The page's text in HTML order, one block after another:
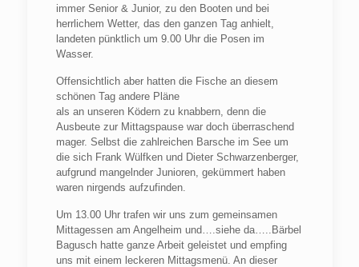
immer Senior & Junior, zu den Booten und bei
herrlichem Wetter, das den ganzen Tag anhielt,
landeten pünktlich um 9.00 Uhr die Posen im
Wasser.
Offensichtlich aber hatten die Fische an diesem
schönen Tag andere Pläne
als an unseren Ködern zu knabbern, denn die
Ausbeute zur Mittagspause war doch überraschend
mager. Selbst die zahlreichen Barsche im See um
die sich Frank Wülfken und Dieter Schwarzenberger,
aufgrund mangelnder Junioren, gekümmert haben
waren nirgends aufzufinden.
Um 13.00 Uhr trafen wir uns zum gemeinsamen
Mittagessen am Angelheim und….siehe da…..Bärbel
Bagusch hatte ganze Arbeit geleistet und empfing
uns mit einem leckeren Mittagsmenü. An dieser